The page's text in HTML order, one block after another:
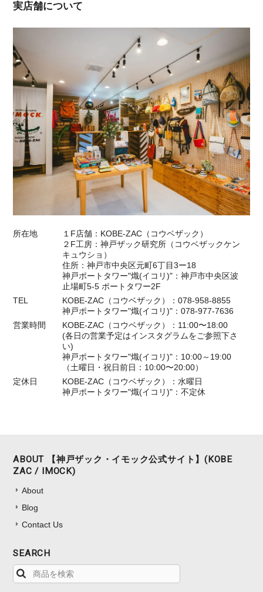
実店舗について
所在地
１F店舗：KOBE-ZAC（コウベザック）
２F工房：神戸ザック研究所（コウベザックケン
キュウショ）
住所：神戸市中央区元町6丁目3ー18
神戸ポートタワー"熾(イコリ)"：神戸市中央区波
止場町5-5 ポートタワー2F
TEL
KOBE-ZAC（コウベザック）：078-958-8855
神戸ポートタワー"熾(イコリ)"：078-977-7636
営業時間
KOBE-ZAC（コウベザック）：11:00〜18:00
(各日の営業予定はインスタグラムをご参照下さ
い)
神戸ポートタワー"熾(イコリ)"：10:00～19:00
（土曜日・祝日前日：10:00〜20:00）
定休日
KOBE-ZAC（コウベザック）：水曜日
神戸ポートタワー"熾(イコリ)"：不定休
ABOUT 【神戸ザック・イモック公式サイト】(KOBE
ZAC / IMOCK)
About
Blog
Contact Us
SEARCH